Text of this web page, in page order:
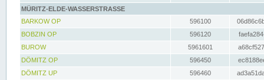
MÜRITZ-ELDE-WASSERSTRASSE
BARKOW OP
596100
BOBZIN OP
596120
BUROW
5961601
DÖMITZ OP
596450
DÖMITZ UP
596460